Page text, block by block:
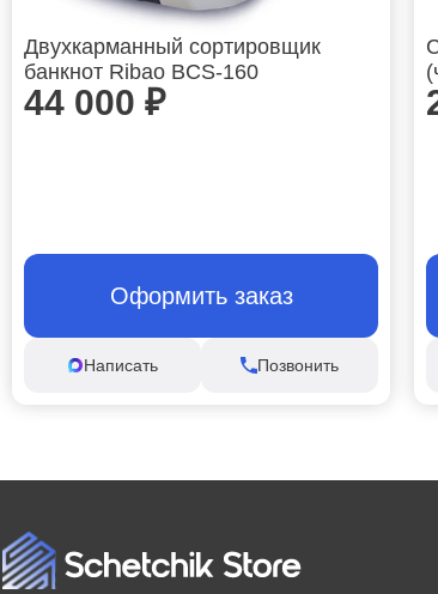
Двухкарманный сортировщик
банкнот Ribao BCS-160
44 000 ₽
Оформить заказ
Написать Позвонить